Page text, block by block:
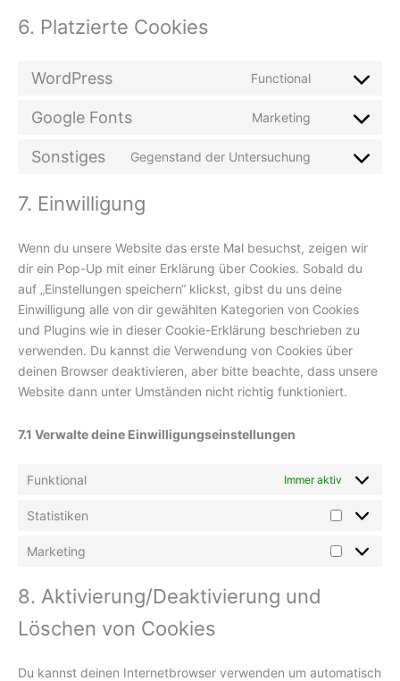
6. Platzierte Cookies
WordPress Functional
Google Fonts Marketing
Sonstiges Gegenstand der Untersuchung
7. Einwilligung
Wenn du unsere Website das erste Mal besuchst, zeigen wir
dir ein Pop-Up mit einer Erklärung über Cookies. Sobald du
auf „Einstellungen speichern“ klickst, gibst du uns deine
Einwilligung alle von dir gewählten Kategorien von Cookies
und Plugins wie in dieser Cookie-Erklärung beschrieben zu
verwenden. Du kannst die Verwendung von Cookies über
deinen Browser deaktivieren, aber bitte beachte, dass unsere
Website dann unter Umständen nicht richtig funktioniert.
7.1 Verwalte deine Einwilligungseinstellungen
Funktional Immer aktiv
Statistiken
Marketing
8. Aktivierung/Deaktivierung und
Löschen von Cookies
Du kannst deinen Internetbrowser verwenden um automatisch